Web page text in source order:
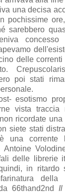
una decisa
pochissime
sarebbero
delle
poi stati
esotismo
vista
ricordate
siete stati
una corrente
Antoine
delle librerie
in ritardo
66thand2nd Il